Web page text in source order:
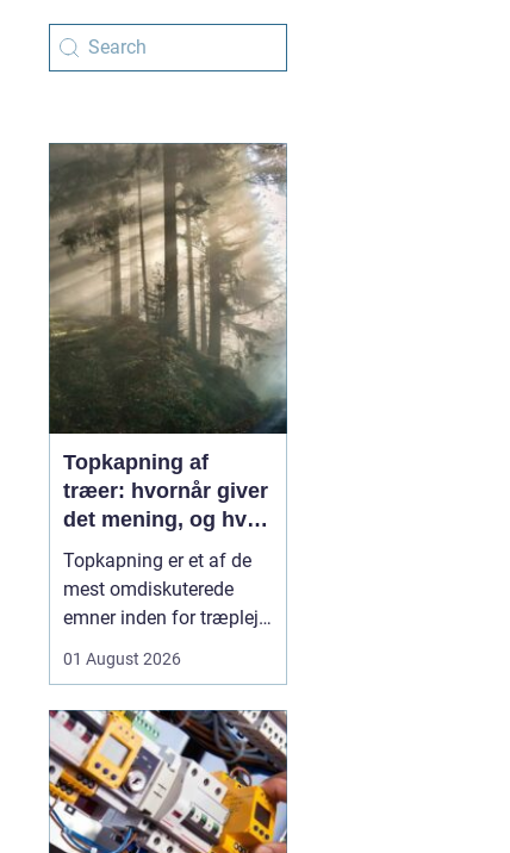
Topkapning af
træer: hvornår giver
det mening, og hvad
skal du være
opmærksom på?
Topkapning er et af de
mest omdiskuterede
emner inden for træpleje.
på et for højt træ tæt på
tænker, at problemet er
løst, hvis man bare s...
01 August 2026